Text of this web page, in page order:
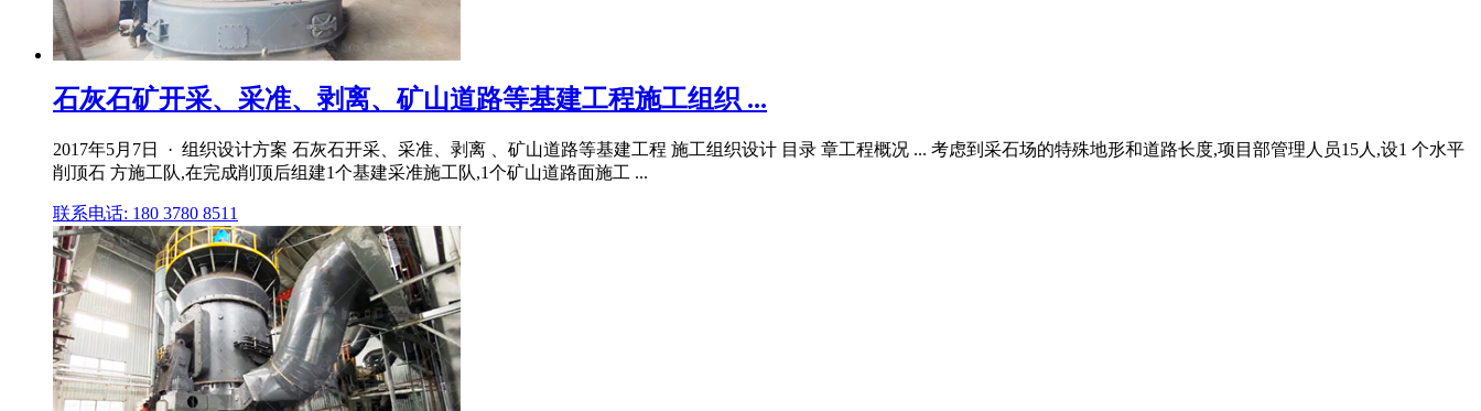
石灰石矿开采、采准、剥离、矿山道路等基建工程施工组织 ...
2017年5月7日 · 组织设计方案 石灰石开采、采准、剥离 、矿山道路等基建工程 施工组织设计 目录 章工程概况 ... 考虑到采石场的特殊地形和道路长度,项目部管理人员15人,设1 个水平
削顶石 方施工队,在完成削顶后组建1个基建采准施工队,1个矿山道路面施工 ...
联系电话: 180 3780 8511